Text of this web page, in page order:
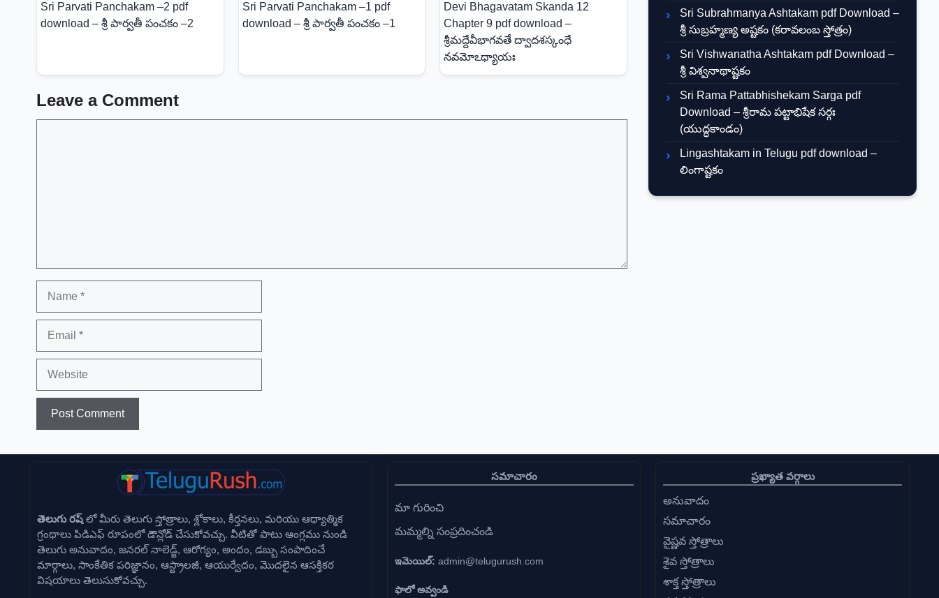
Sri Parvati Panchakam –2 pdf
download – శ్రీ పార్వతీ పంచకం –2
Sri Parvati Panchakam –1 pdf
download – శ్రీ పార్వతీ పంచకం –1
Devi Bhagavatam Skanda 12
Chapter 9 pdf download –
శ్రీమద్దేవీభాగవతే ద్వాదశస్కంధే
నవమోఽధ్యాయః
Leave a Comment
Sri Subrahmanya Ashtakam pdf Download –
శ్రీ సుబ్రహ్మణ్య అష్టకం (కరావలంబ స్తోత్రం)
Sri Vishwanatha Ashtakam pdf Download –
శ్రీ విశ్వనాథాష్టకం
Sri Rama Pattabhishekam Sarga pdf
Download – శ్రీరామ పట్టాభిషేక సర్గః
(యుద్ధకాండం)
Lingashtakam in Telugu pdf download –
లింగాష్టకం
తెలుగు రష్లో మీరు తెలుగు స్తోత్రాలు, శ్లోకాలు, కీర్తనలు, మరియు ఆధ్యాత్మిక
గ్రంథాలు పిడిఎఫ్ రూపంలో డౌన్లోడ్ చేసుకోవచ్చు. వీటితో పాటు ఆంగ్లము నుండి
తెలుగు అనువాదం, జనరల్ నాలెడ్జ్, ఆరోగ్యం, అందం, డబ్బు సంపాదించే
మార్గాలు, సాంకేతిక పరిజ్ఞానం, ఆస్ట్రాలజీ, ఆయుర్వేదం, మొదలైన ఆసక్తికర
విషయాలు తెలుసుకోవచ్చు.
సమాచారం
మా గురించి
మమ్మల్ని సంప్రదించండి
ఇమెయిల్: admin@telugurush.com
ఫాలో అవ్వండి
ప్రఖ్యాత వర్గాలు
అనువాదం
సమాచారం
వైష్ణవ స్తోత్రాలు
శైవ స్తోత్రాలు
శాక్త స్తోత్రాలు